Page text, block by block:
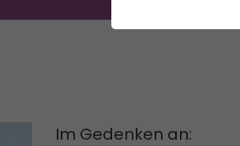
Im Gedenken an: